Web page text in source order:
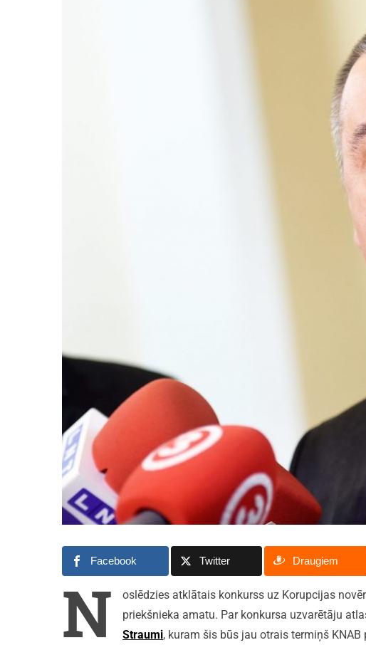
Facebook Twitter Draugiem
N
oslēdzies atklātais konkurss uz Korupcijas
priekšnieka amatu. Par konkursa uzvarētāju
Straumi, kuram šis būs jau otrais termiņš